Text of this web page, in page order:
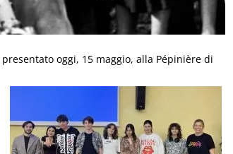
presentato oggi, 15 maggio, alla Pépinière di